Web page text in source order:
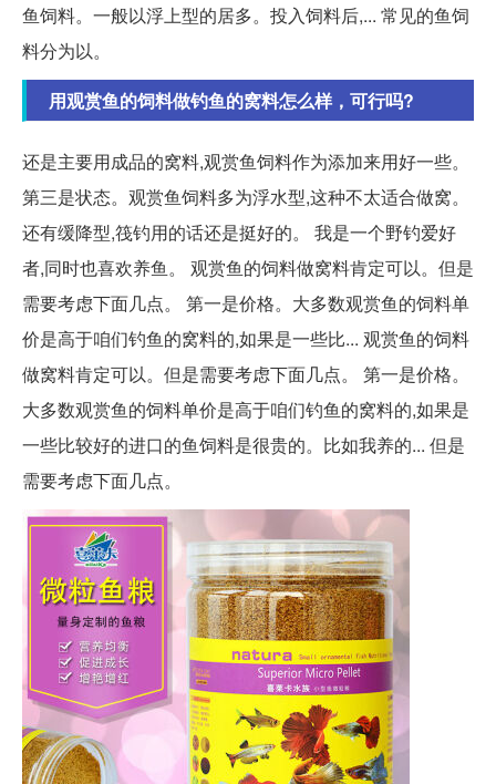
鱼饲料。一般以浮上型的居多。投入饲料后,... 常见的鱼饲
料分为以。
用观赏鱼的饲料做钓鱼的窝料怎么样，可行吗?
还是主要用成品的窝料,观赏鱼饲料作为添加来用好一些。
第三是状态。观赏鱼饲料多为浮水型,这种不太适合做窝。
还有缓降型,筏钓用的话还是挺好的。 我是一个野钓爱好
者,同时也喜欢养鱼。 观赏鱼的饲料做窝料肯定可以。但是
需要考虑下面几点。 第一是价格。大多数观赏鱼的饲料单
价是高于咱们钓鱼的窝料的,如果是一些比... 观赏鱼的饲料
做窝料肯定可以。但是需要考虑下面几点。 第一是价格。
大多数观赏鱼的饲料单价是高于咱们钓鱼的窝料的,如果是
一些比较好的进口的鱼饲料是很贵的。比如我养的... 但是
需要考虑下面几点。